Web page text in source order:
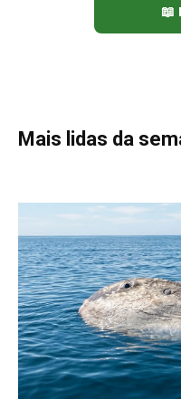
Peixe-lua emerge
permitir que aves marinhas